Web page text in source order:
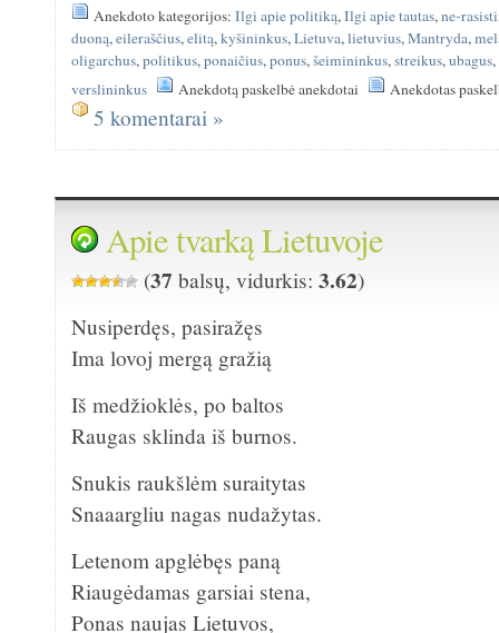
Anekdoto kategorijos:Ilgi apie politiką,Ilgi apie tautas,ne-
duoną,eileraščius,elitą,kyšininkus,Lietuva,lietuvius,Mantryda,
oligarchus,politikus,ponaičius,ponus,šeimininkus,streikus,ubagus,
verslininkus
Anekdotą paskelbė anekdotai Anekdotas
5 komentarai »
Apie tvarką Lietuvoje
(37 balsų, vidurkis:3.62)
Nusiperdęs, pasiražęs
Ima lovoj mergą gražią
Iš medžioklės, po baltos
Raugas sklinda iš burnos.
Snukis raukšlėm suraitytas
Snaaargliu nagas nudažytas.
Letenom apglėbęs paną
Riaugėdamas garsiai stena,
Ponas naujas Lietuvos,